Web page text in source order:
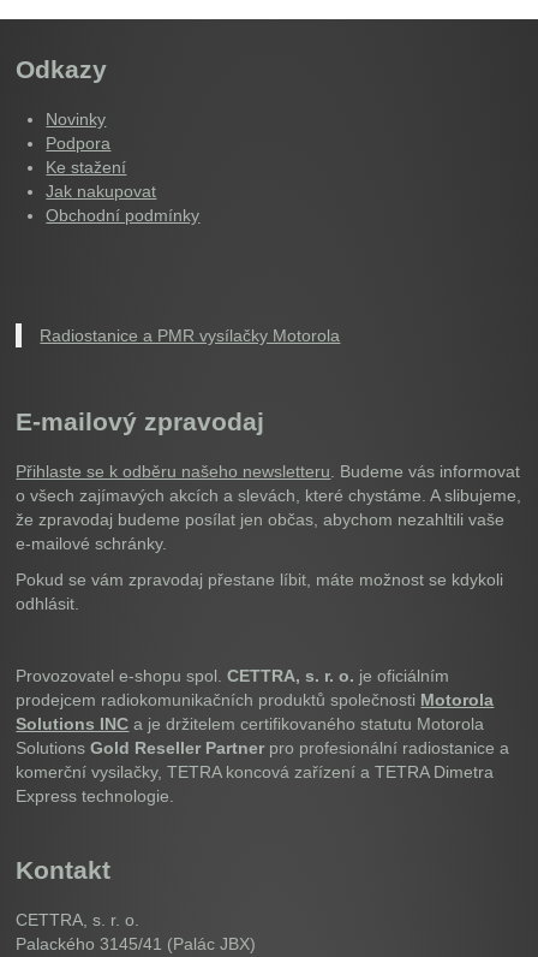
Odkazy
Novinky
Podpora
Ke stažení
Jak nakupovat
Obchodní podmínky
Radiostanice a PMR vysílačky Motorola
E-mailový zpravodaj
Přihlaste se k odběru našeho newsletteru . Budeme vás informovat
o všech zajímavých akcích a slevách, které chystáme. A slibujeme,
že zpravodaj budeme posílat jen občas, abychom nezahltili vaše
e-mailové schránky.
Pokud se vám zpravodaj přestane líbit, máte možnost se kdykoli
odhlásit.
Provozovatel e-shopu spol.CETTRA, s. r. o. je oficiálním
prodejcem radiokomunikačních produktů společnosti Motorola
Solutions INC a je držitelem certifikovaného statutu Motorola
SolutionsGold Reseller Partner pro profesionální radiostanice a
komerční vysilačky, TETRA koncová zařízení a TETRA Dimetra
Express technologie.
Kontakt
CETTRA, s. r. o.
Palackého 3145/41 (Palác JBX)